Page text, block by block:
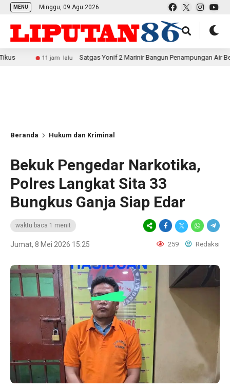
MENU Minggu, 09 Agu 2026
11 jam lalu Satgas Yonif 2 Marinir Bangun Penampungan Air Bersama
Beranda Hukum dan Kriminal
Bekuk Pengedar Narkotika,
Polres Langkat Sita 33
Bungkus Ganja Siap Edar
waktu baca 1 menit
Jumat, 8 Mei 2026 15:25 259 Redaksi